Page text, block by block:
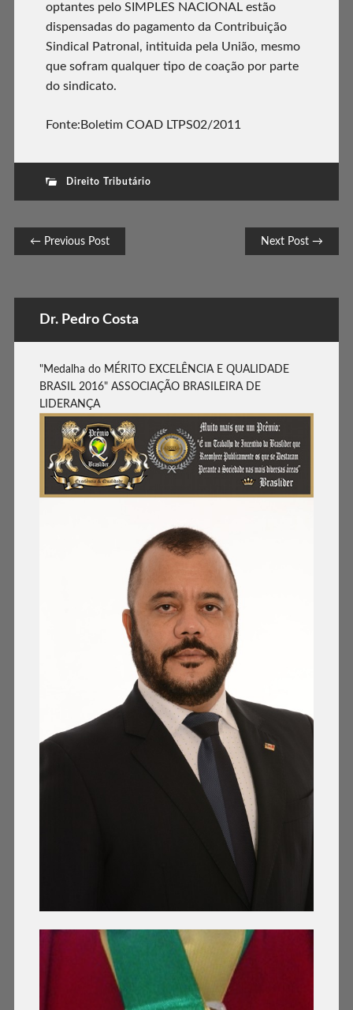
optantes pelo SIMPLES NACIONAL estão
dispensadas do pagamento da Contribuição
Sindical Patronal, intituida pela União, mesmo
que sofram qualquer tipo de coação por parte
do sindicato.
Fonte:Boletim COAD LTPS02/2011
Direito Tributário
Post navigation
← Previous Post Next Post →
Dr. Pedro Costa
"Medalha do MÉRITO EXCELÊNCIA E QUALIDADE
BRASIL 2016" ASSOCIAÇÃO BRASILEIRA DE
LIDERANÇA